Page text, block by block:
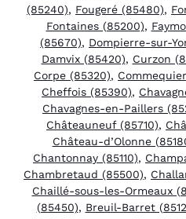
(85240), Fougeré (85480),
Fontaines (85200),
(85670), Dompierre-sur-
Damvix (85420), Curzon
Corpe (85320),
Cheffois (85390),
Chavagnes-en-Paillers
Châteauneuf (85710),
Château-d’Olonne
Chantonnay (85110),
Chambretaud (85500),
Chaillé-sous-les-Ormeaux
(85450), Breuil-Barret